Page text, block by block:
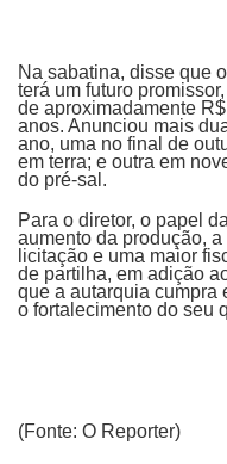
Na sabatina, disse que
terá um futuro
de aproximadamente
anos. Anunciou mais
ano, uma no final de
em terra; e outra em
do pré-sal.
Para o diretor, o papel
aumento da produção,
licitação e uma maior
de partilha, em adição
que a autarquia cumpra
o fortalecimento do seu
(Fonte: O Reporter)